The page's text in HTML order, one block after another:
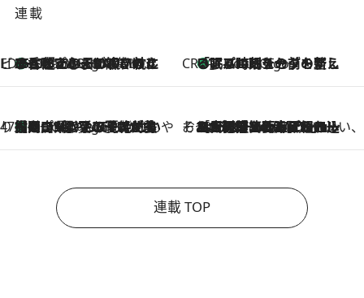
連載
ビューティいいもの集め EDITORS' BEST
4 Hours Ago
35℃超えの日の夜、枕にひと吹き！ BAUMのルームスプレーが、ひのきの香りで心まで解きほぐす CREA'S CHOICE
4 Hours Ago
「眠る時刻をセットする」——眠りの前を整える、バルミューダの新しいアプローチ
47都道府県の手みやげ ひんやりスイーツで夏を満喫
4 Hours Ago
【岡山県】この夏絶対食べたい 冷やしておいしいおやつ3選 フルーツが主役のプリンやアイスが勢揃い そおだよおこの関西おいしい、おやつ紀行
2026.8.9
［大阪府箕面市］一皿一皿目の前で仕上げられる、料理を巧みに組み込んだアシェットデセールコース「ミチル アシェット デセール（Michiru assiette dessert）」
連載 TOP